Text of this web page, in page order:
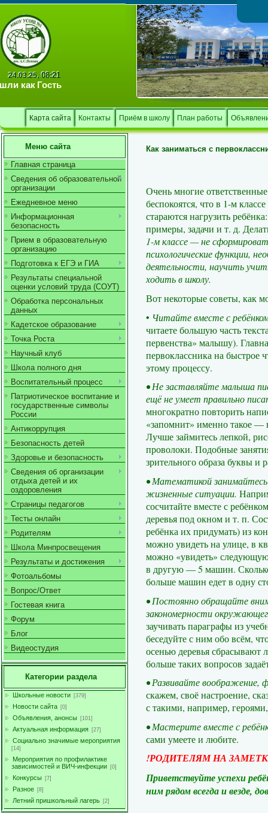
24.03.25, 08:21
как Гость
Карта сайта Контакты Приём в школу План работы
Меню сайта
Главная страница
Сведения об образовательной
организации
Ежедневное меню
Информационная
безопасность
Прием в образовательную
организацию
Подготовка к ЕГЭ и ГИА
Результаты специальной
оценки условий труда (СОУТ)
Обработка персональных
данных
Кадетское образование
Точка Роста
Научный клуб
Школа полного дня
Воспитательный процесс
Патриотическое воспитание и
государственные символы
России
Антикоррупция
Безопасность детей
Здоровье и безопасность
Сведения об организации
отдыха детей и их
оздоровления
Страницы педагогов
Тесты онлайн
Родителям
Школа Минпросвещения
Результаты и достижения
Фотоальбомы
Вопрос/Ответ
Гостевая книга
Форум
Блог
Видеостудия
Категории раздела
Школьные новости [379]
Новости сайта [0]
Объявления, анонсы [101]
Актуальная информация [27]
Социально значимые мероприятия
[14]
Мероприятия по профилактике
зависимостей и ВИЧ-инфекции [0]
Конкурсы [7]
Разное [8]
Летний пришкольный лагерь [2]
Как заниматься с
Очень многие
беспокоятся, что в 1-м
стараются нагрузить
примеры, задачи и т. д.
1-м классе — не
психологические функции,
деятельности, научить
ходить в школу.
Вот некоторые советы, как
• Читайте вместе с
читаете большую часть
первенства» малышу).
первоклассника на быстрое
этому процессу.
• Не заставляйте малыша
ещё не умеет правильно
многократно повторить
«запомнит» именно такое
Лучше займитесь лепкой,
проволоки. Подобные
зрительного образа буквы
• Математикой
жизненные ситуации.
сосчитайте вместе с
деревья под окном и т. п.
ребёнка их придумать) из
можно увидеть на улице, в
можно «увидеть»
в другую — 5 машин.
больше машин едет в одну
• Постоянно обращайте
закономерности
заучивать параграфы из
беседуйте с ним обо всём,
осенью деревья сбрасывают
больше таких вопросов
• Развивайте воображение,
скажем, своё настроение,
с такими, например,
• Мастерите вместе с
сами умеете и любите.
!РОДИТЕЛЯМ НА
Приветствуйте успехи
ним рядом всегда и везде,